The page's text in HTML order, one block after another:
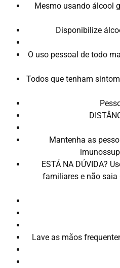
Mesmo usando álcool
Disponibilize
O uso pessoal de todo
Todos que tenham
Mantenha as
ESTÁ NA DÚVIDA?
familiares e não saia
Lave as mãos